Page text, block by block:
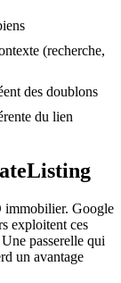
(recherche,
des doublons
du lien
immobilier. Google
exploitent ces
passerelle qui
un avantage